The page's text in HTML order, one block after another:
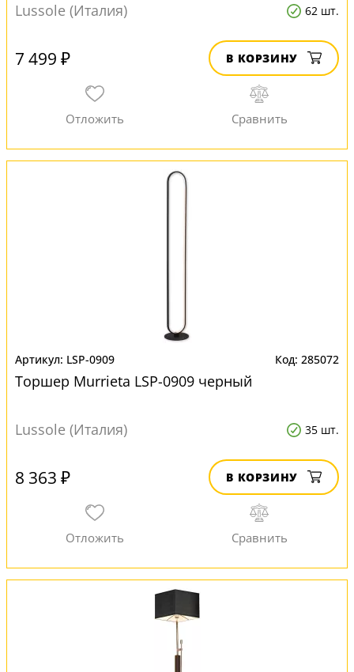
Lussole (Италия) 62 шт.
7 499 ₽ В КОРЗИНУ
LSP-0909 285072
Торшер Murrieta LSP-0909 черный
Lussole (Италия) 35 шт.
8 363 ₽ В КОРЗИНУ